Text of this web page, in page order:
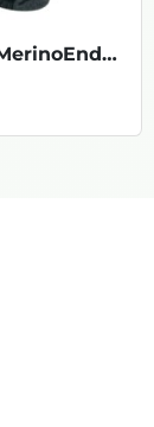
Explorer HW MerinoEndu Knee - Black